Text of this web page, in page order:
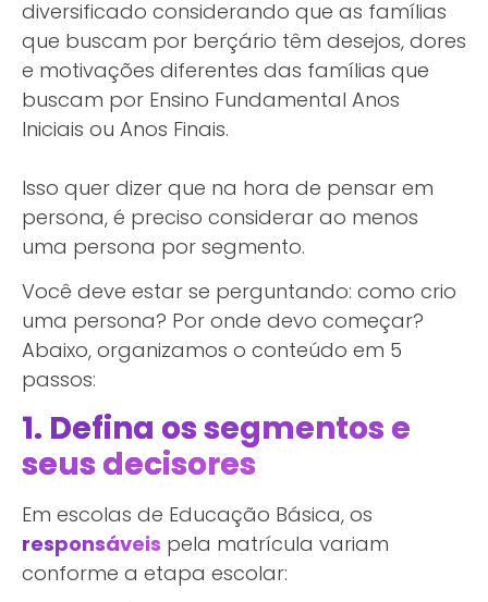
diversificado considerando que as famílias
que buscam por berçário têm desejos, dores
e motivações diferentes das famílias que
buscam por Ensino Fundamental Anos
Iniciais ou Anos Finais.
Isso quer dizer que na hora de pensar em
persona, é preciso considerar ao menos
uma persona por segmento.
Você deve estar se perguntando: como crio
uma persona? Por onde devo começar?
Abaixo, organizamos o conteúdo em 5
passos:
1. Defina os segmentos e
seus decisores
Em escolas de Educação Básica, os
responsáveis pela matrícula variam
conforme a etapa escolar: